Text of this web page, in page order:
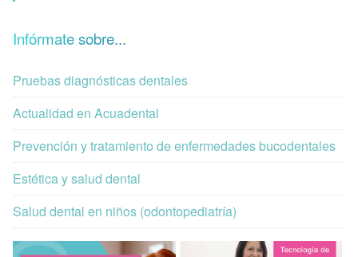
Infórmate sobre...
Pruebas diagnósticas dentales
Actualidad en Acuadental
Prevención y tratamiento de enfermedades bucodentales
Estética y salud dental
Salud dental en niños (odontopediatría)